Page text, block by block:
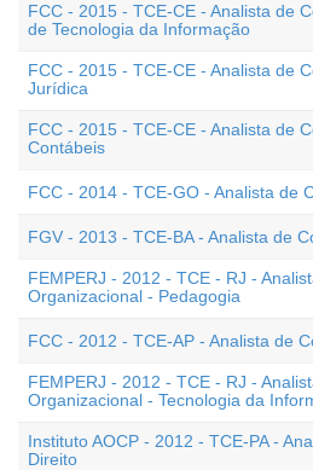
FCC - 2015 - TCE-CE - Analista de
de Tecnologia da Informação
FCC - 2015 - TCE-CE - Analista de
Jurídica
FCC - 2015 - TCE-CE - Analista de
Contábeis
FCC - 2014 - TCE-GO - Analista de
FGV - 2013 - TCE-BA - Analista de
FEMPERJ - 2012 - TCE - RJ -
Organizacional - Pedagogia
FCC - 2012 - TCE-AP - Analista de
FEMPERJ - 2012 - TCE - RJ -
Organizacional - Tecnologia da
Instituto AOCP - 2012 - TCE-PA -
Direito